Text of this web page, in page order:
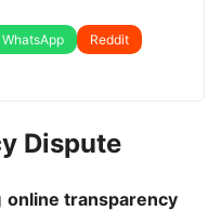
WhatsApp
Reddit
Dispute
online transparency